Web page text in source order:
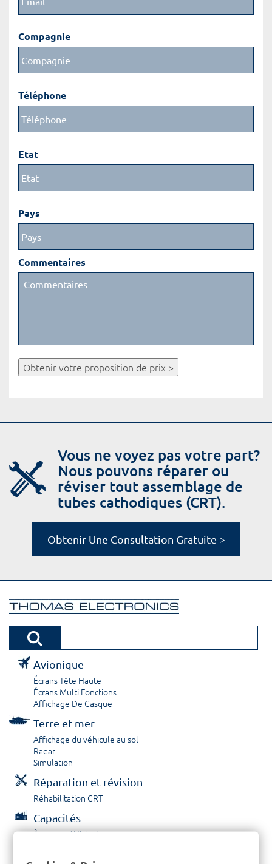
Compagnie
Téléphone
Etat
Pays
Commentaires
Obtenir votre proposition de prix >
Vous ne voyez pas votre part?
Nous pouvons réparer ou
réviser tout assemblage de
tubes cathodiques (CRT).
Obtenir Une Consultation Gratuite >
Avionique
Écrans Tête Haute
Écrans Multi Fonctions
Affichage De Casque
Terre et mer
Affichage du véhicule au sol
Radar
Simulation
Réparation et révision
Réhabilitation CRT
Capacités
À propos / Historique